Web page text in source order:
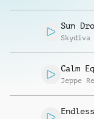
Sun
Skydiva
Calm
Jeppe